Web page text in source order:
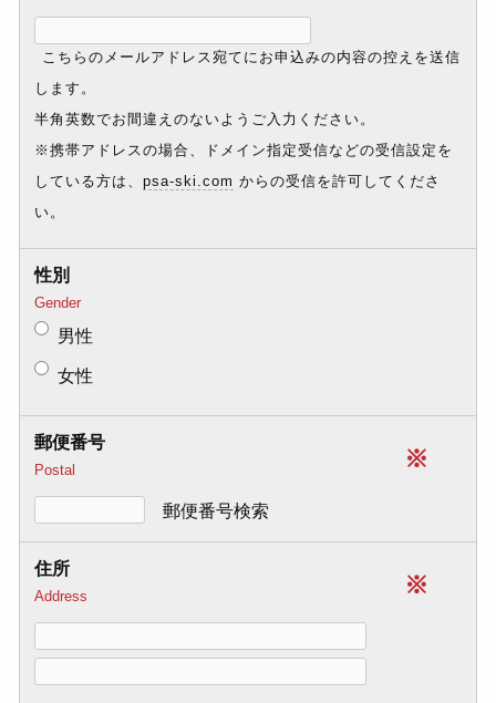
こちらのメールアドレス宛てにお申込みの内容の控えを送信
します。
半角英数でお間違えのないようご入力ください。
※携帯アドレスの場合、ドメイン指定受信などの受信設定を
している方は、 psa-ski.com からの受信を許可してくださ
い。
性別
Gender
男性
女性
※
郵便番号
Postal
郵便番号検索
※
住所
Address